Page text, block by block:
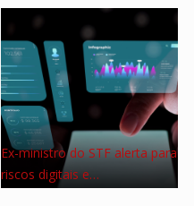
Ex-ministro do STF alerta para
riscos digitais e…